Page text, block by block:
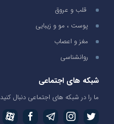
قلب و عروق
پوست ، مو و زیبایی
مغز و اعصاب
روانشناسی
شبکه های اجتماعی
ما را در شبکه های اجتماعی دنبال کنید